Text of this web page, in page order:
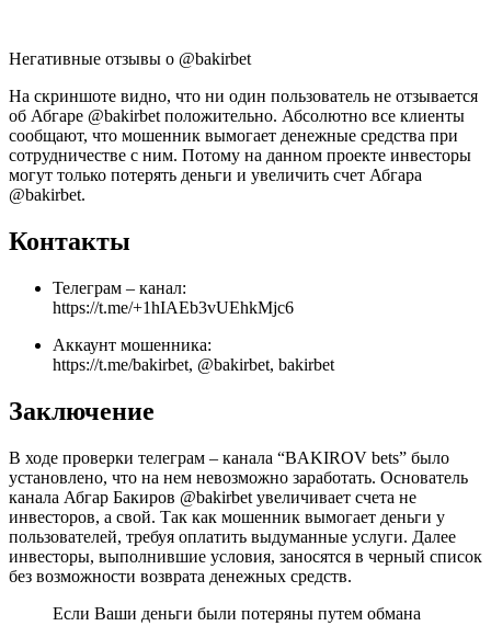
Негативные отзывы о @bakirbet
На скриншоте видно, что ни один пользователь не отзывается
об Абгаре @bakirbet положительно. Абсолютно все клиенты
сообщают, что мошенник вымогает денежные средства при
сотрудничестве с ним. Потому на данном проекте инвесторы
могут только потерять деньги и увеличить счет Абгара
@bakirbet.
Контакты
Телеграм – канал:
https://t.me/+1hIAEb3vUEhkMjc6
Аккаунт мошенника:
https://t.me/bakirbet, @bakirbet, bakirbet
Заключение
В ходе проверки телеграм – канала “BAKIROV bets” было
установлено, что на нем невозможно заработать. Основатель
канала Абгар Бакиров @bakirbet увеличивает счета не
инвесторов, а свой. Так как мошенник вымогает деньги у
пользователей, требуя оплатить выдуманные услуги. Далее
инвесторы, выполнившие условия, заносятся в черный список
без возможности возврата денежных средств.
Если Ваши деньги были потеряны путем обмана